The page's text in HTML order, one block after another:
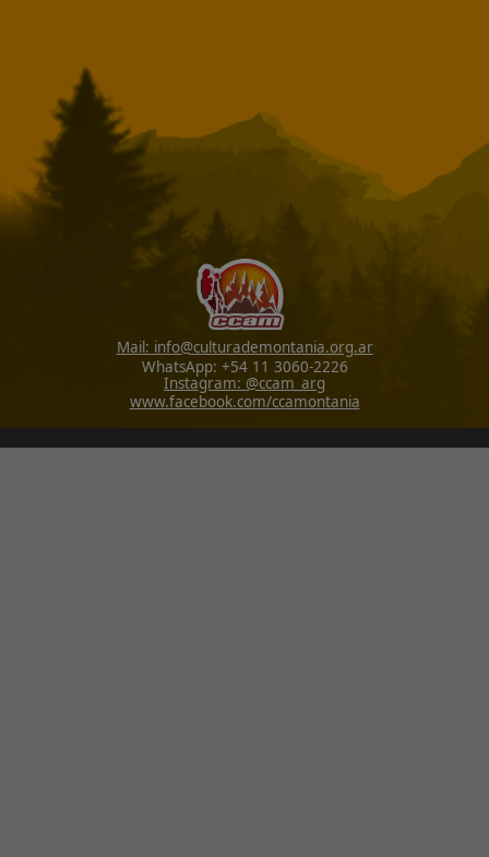
Dirección tecnológica:
difusión y comunicación:
Ojeda
Ediciones Anteriores
JULIO 2026 - Nº 187 MAYO 2026 - Nº